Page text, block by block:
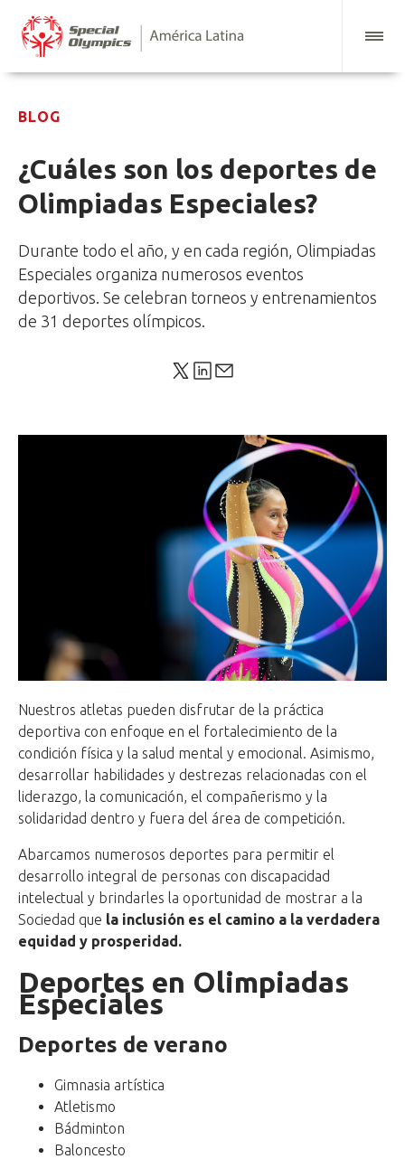
BLOG
¿Cuáles son los deportes de
Olimpiadas Especiales?
Durante todo el año, y en cada región, Olimpiadas
Especiales organiza numerosos eventos
deportivos. Se celebran torneos y entrenamientos
de 31 deportes olímpicos.
Nuestros atletas pueden disfrutar de la práctica
deportiva con enfoque en el fortalecimiento de la
condición física y la salud mental y emocional. Asimismo,
desarrollar habilidades y destrezas relacionadas con el
liderazgo, la comunicación, el compañerismo y la
solidaridad dentro y fuera del área de competición.
Abarcamos numerosos deportes para permitir el
desarrollo integral de personas con discapacidad
intelectual y brindarles la oportunidad de mostrar a la
Sociedad que la inclusión es el camino a la verdadera
equidad y prosperidad.
Deportes en Olimpiadas
Especiales
Deportes de verano
Gimnasia artística
Atletismo
Bádminton
Baloncesto